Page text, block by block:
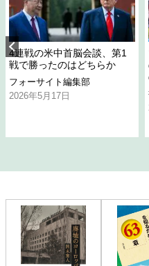
4連戦の米中首脳会談、第1
戦で勝ったのはどちらか
フォーサイト編集部
2026年5月17日